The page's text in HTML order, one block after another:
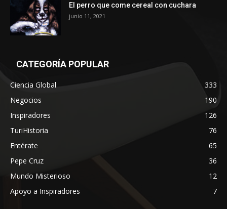
El perro que come cereal con cuchara
junio 11, 2021
CATEGORÍA POPULAR
Ciencia Global
333
Negocios
190
Inspiradores
126
TuriHistoria
76
Entérate
65
Pepe Cruz
36
Mundo Misterioso
12
Apoyo a Inspiradores
7